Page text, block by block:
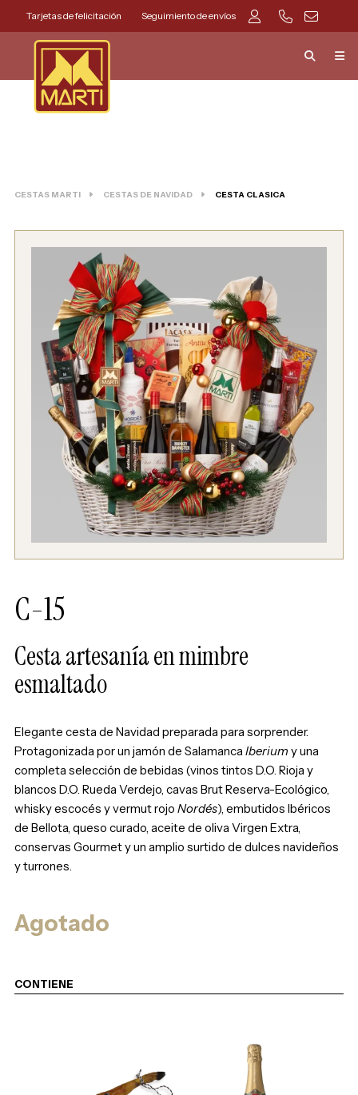
Tarjetas de felicitación Seguimiento de envíos
CESTAS MARTI CESTAS DE NAVIDAD CESTA CLASICA
C-15
Cesta artesanía en mimbre
esmaltado
Elegante cesta de Navidad preparada para sorprender.
Protagonizada por un jamón de Salamanca Iberium y una
completa selección de bebidas (vinos tintos D.O. Rioja y
blancos D.O. Rueda Verdejo, cavas Brut Reserva-Ecológico,
whisky escocés y vermut rojo Nordés), embutidos Ibéricos
de Bellota, queso curado, aceite de oliva Virgen Extra,
conservas Gourmet y un amplio surtido de dulces navideños
y turrones.
Agotado
CONTIENE